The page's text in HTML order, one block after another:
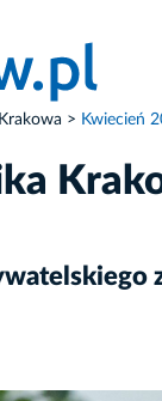
Kwiecień